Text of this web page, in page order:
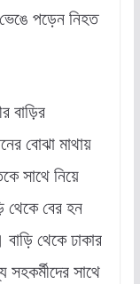
পড়েন নিহত
বাড়ির
বোঝা মাথায়
সাথে নিয়ে
থেকে বের হন
থেকে ঢাকার
সাথে